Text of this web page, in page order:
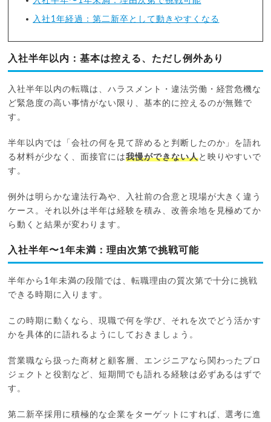
入社1年経過：第二新卒として動きやすくなる
入社半年以内：基本は控える、ただし例外あり
入社半年以内の転職は、ハラスメント・違法労働・経営危機な
ど緊急度の高い事情がない限り、基本的に控えるのが無難で
す。
半年以内では「会社の何を見て辞めると判断したのか」を語れ
る材料が少なく、面接官には我慢ができない人と映りやすいで
す。
例外は明らかな違法行為や、入社前の合意と現場が大きく違う
ケース。それ以外は半年は経験を積み、改善余地を見極めてか
ら動くと結果が変わります。
入社半年〜1年未満：理由次第で挑戦可能
半年から1年未満の段階では、転職理由の質次第で十分に挑戦
できる時期に入ります。
この時期に動くなら、現職で何を学び、それを次でどう活かす
かを具体的に語れるようにしておきましょう。
営業職なら扱った商材と顧客層、エンジニアなら関わったプロ
ジェクトと役割など、短期間でも語れる経験は必ずあるはずで
す。
第二新卒採用に積極的な企業をターゲットにすれば、選考に進